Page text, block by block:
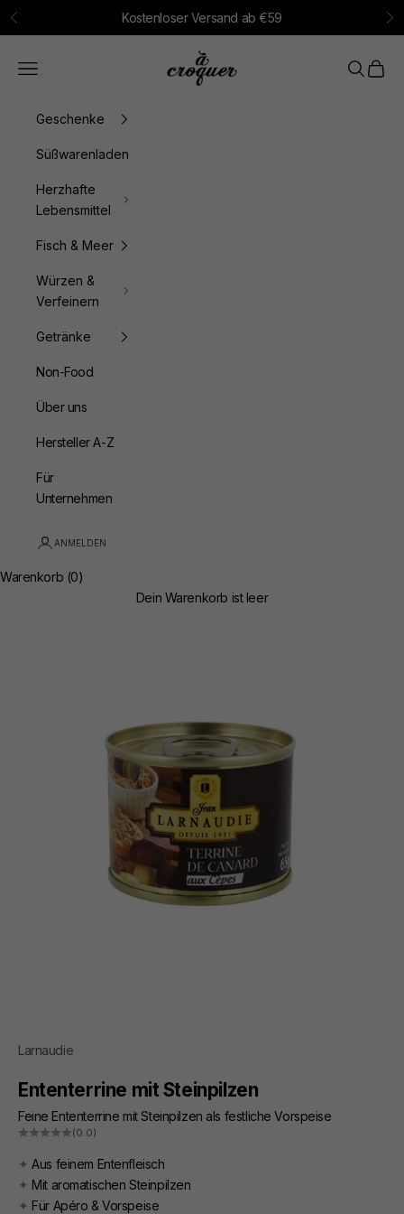
Zum Inhalt springen
Zurück Kostenloser Versand ab €59
à croquer
Menü Suchen
Geschenke
Süßwarenladen
Herzhafte
Lebensmittel
Fisch & Meer
Würzen &
Verfeinern
Getränke
Non-Food
Über uns
Hersteller A-Z
Für
Unternehmen
ANMELDEN
Warenkorb (0)
Dein Warenkorb ist leer
Larnaudie
Ententerrine mit Steinpilzen
Feine Ententerrine mit Steinpilzen als festliche Vorspeise
(0.0)
✦ Aus feinem Entenfleisch
✦ Mit aromatischen Steinpilzen
✦ Für Apéro & Vorspeise